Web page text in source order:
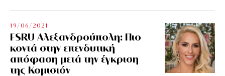
19/06/2021
FSRU Αλεξανδρούπολη: Πιο
κοντά στην επενδυτική
απόφαση μετά την έγκριση
της Κομισιόν